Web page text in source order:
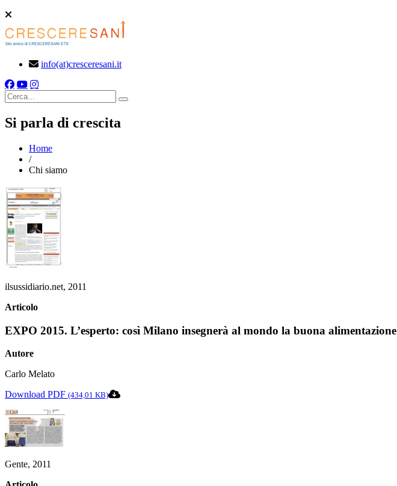
info(at)cresceresani.it
Cerca
Si parla di crescita
Home
/
Chi siamo
ilsussidiario.net, 2011
Articolo
EXPO 2015. L’esperto: così Milano insegnerà al mondo la buona alimentazione
Autore
Carlo Melato
Download PDF (434,01 KB)
Gente, 2011